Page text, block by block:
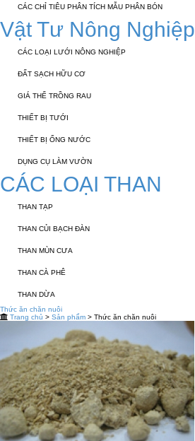
CÁC CHỈ TIÊU PHÂN TÍCH MẪU PHÂN BÓN
Vật Tư Nông Nghiệp
CÁC LOẠI LƯỚI NÔNG NGHIỆP
ĐẤT SẠCH HỮU CƠ
GIÁ THỂ TRỒNG RAU
THIẾT BỊ TƯỚI
THIẾT BỊ ỐNG NƯỚC
DỤNG CỤ LÀM VƯỜN
CÁC LOẠI THAN
THAN TẠP
THAN CỦI BẠCH ĐÀN
THAN MÙN CƯA
THAN CÀ PHÊ
THAN DỪA
Thức ăn chăn nuôi
Trang chủ > Sản phẩm > Thức ăn chăn nuôi